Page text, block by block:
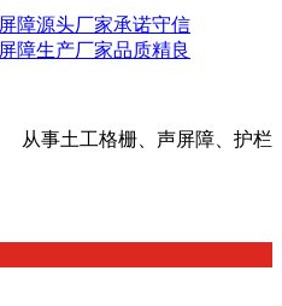
障源头厂家承诺守信
障生产厂家品质精良
从事土工格栅、声屏障、护栏